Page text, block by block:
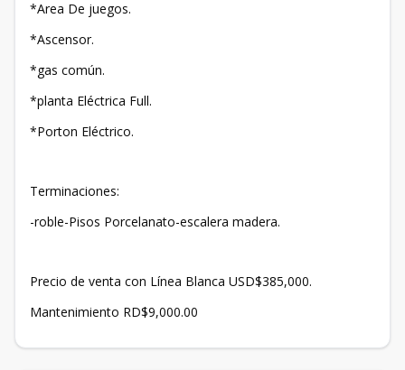
*Area De juegos.
*Ascensor.
*gas común.
*planta Eléctrica Full.
*Porton Eléctrico.
Terminaciones:
-roble-Pisos Porcelanato-escalera madera.
Precio de venta con Línea Blanca USD$385,000.
Mantenimiento RD$9,000.00